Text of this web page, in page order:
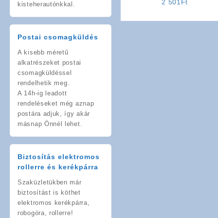
kisteherautónkkal.
Postai csomagküldés
A kisebb méretű
alkatrészeket postai
csomagküldéssel
rendelhetik meg.
A 14h-ig leadott
rendeléseket még aznap
postára adjuk, így akár
másnap Önnél lehet.
Biztosítás elektromos
rollerre és kerékpárra
Szaküzletükben már
biztosítást is köthet
elektromos kerékpárra,
robogóra, rollerre!
2 501Ft